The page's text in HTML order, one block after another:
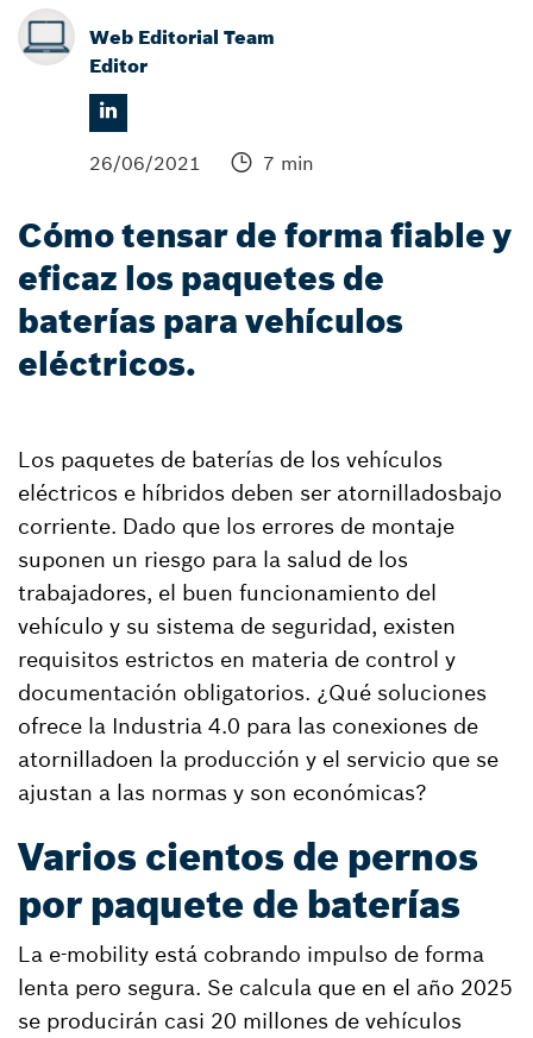
Web Editorial Team
Editor
26/06/2021 7 min
Cómo tensar de forma fiable y
eficaz los paquetes de
baterías para vehículos
eléctricos.
Los paquetes de baterías de los vehículos
eléctricos e híbridos deben ser atornilladosbajo
corriente. Dado que los errores de montaje
suponen un riesgo para la salud de los
trabajadores, el buen funcionamiento del
vehículo y su sistema de seguridad, existen
requisitos estrictos en materia de control y
documentación obligatorios. ¿Qué soluciones
ofrece la Industria 4.0 para las conexiones de
atornilladoen la producción y el servicio que se
ajustan a las normas y son económicas?
Varios cientos de pernos
por paquete de baterías
La e-mobility está cobrando impulso de forma
lenta pero segura. Se calcula que en el año 2025
se producirán casi 20 millones de vehículos